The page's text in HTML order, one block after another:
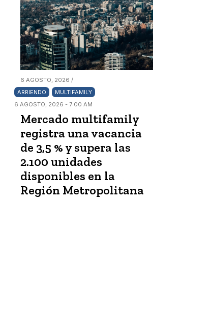
6 AGOSTO, 2026 /
ARRIENDO
MULTIFAMILY
6 AGOSTO, 2026 - 7:00 AM
Mercado multifamily
registra una vacancia
de 3,5 % y supera las
2.100 unidades
disponibles en la
Región Metropolitana